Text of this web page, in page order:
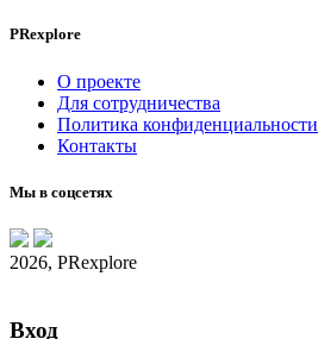
PRexplore
О проекте
Для сотрудничества
Политика конфиденциальности
Контакты
Мы в соцсетях
2026, PRexplore
Вход